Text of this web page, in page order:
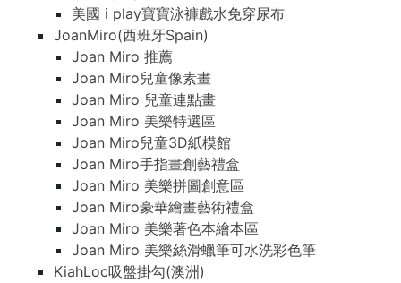
美國 i play寶寶泳褲戲水免穿尿布
JoanMiro(西班牙Spain)
Joan Miro 推薦
Joan Miro兒童像素畫
Joan Miro 兒童連點畫
Joan Miro 美樂特選區
Joan Miro兒童3D紙模館
Joan Miro手指畫創藝禮盒
Joan Miro 美樂拼圖創意區
Joan Miro豪華繪畫藝術禮盒
Joan Miro 美樂著色本繪本區
Joan Miro 美樂絲滑蠟筆可水洗彩色筆
KiahLoc吸盤掛勾(澳洲)